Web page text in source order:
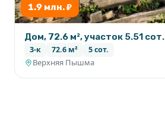
1.9 млн. ₽
Дом, 72.6 м², участок 5.51 сот.
3-к 72.6 м² 5 сот.
Верхняя Пышма